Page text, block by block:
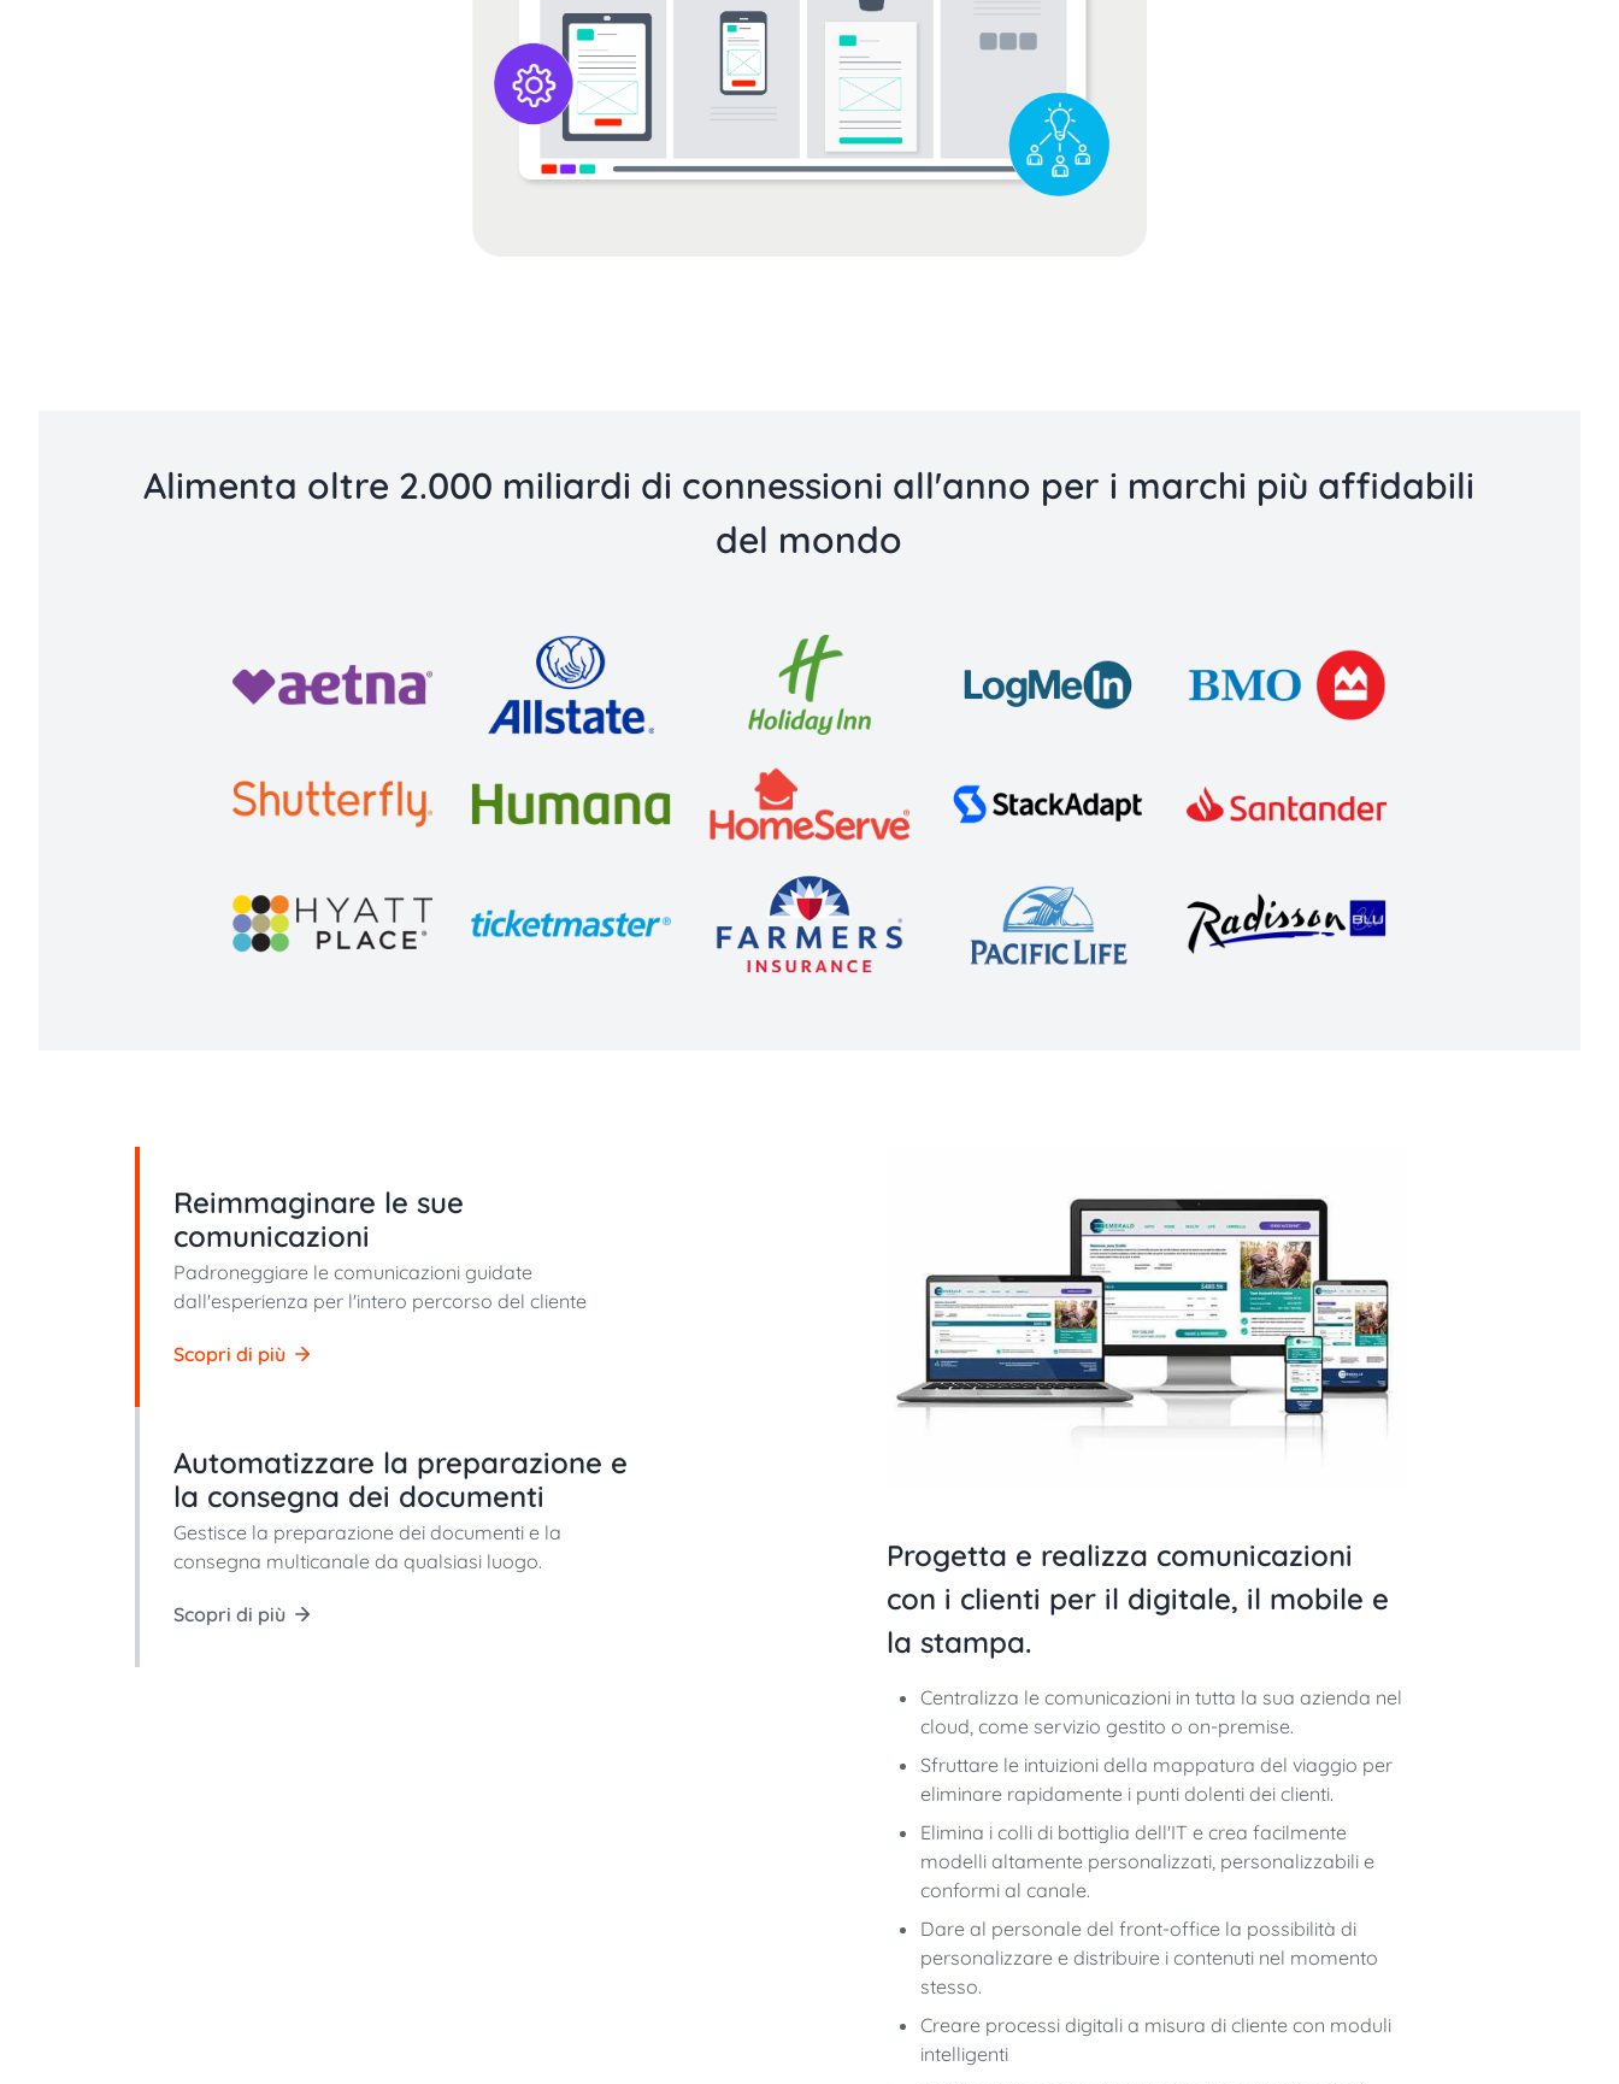
Alimenta oltre 2.000 miliardi di connessioni all'anno per i marchi più affidabili
del mondo
Reimmaginare le sue
comunicazioni
Padroneggiare le comunicazioni guidate
dall'esperienza per l'intero percorso del cliente
Scopri di più
Automatizzare la preparazione e
la consegna dei documenti
Gestisce la preparazione dei documenti e la
consegna multicanale da qualsiasi luogo.
Scopri di più
Progetta e realizza comunicazioni
con i clienti per il digitale, il mobile e
la stampa.
Centralizza le comunicazioni in tutta la sua azienda nel
cloud, come servizio gestito o on-premise.
Sfruttare le intuizioni della mappatura del viaggio per
eliminare rapidamente i punti dolenti dei clienti.
Elimina i colli di bottiglia dell'IT e crea facilmente
modelli altamente personalizzati, personalizzabili e
conformi al canale.
Dare al personale del front-office la possibilità di
personalizzare e distribuire i contenuti nel momento
stesso.
Creare processi digitali a misura di cliente con moduli
intelligenti